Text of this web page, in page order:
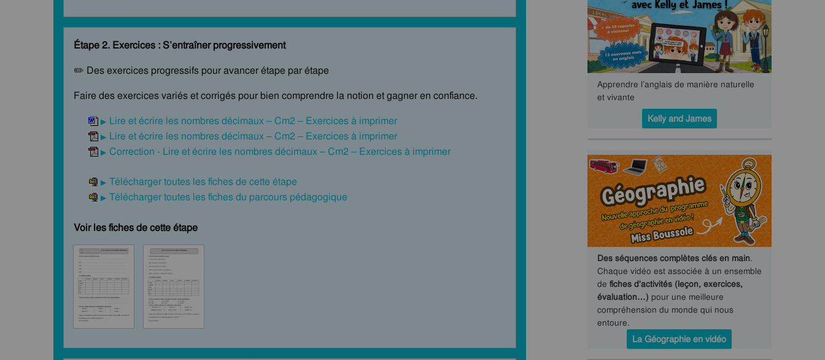
Étape 2. Exercices : S’entraîner progressivement
✏️ Des exercices progressifs pour avancer étape par étape
Faire des exercices variés et corrigés pour bien comprendre la notion et gagner en confiance.
Lire et écrire les nombres décimaux – Cm2 – Exercices à imprimer
Lire et écrire les nombres décimaux – Cm2 – Exercices à imprimer
Correction - Lire et écrire les nombres décimaux – Cm2 – Exercices à imprimer
Télécharger toutes les fiches de cette étape
Télécharger toutes les fiches du parcours pédagogique
Voir les fiches de cette étape
Apprendre l’anglais de manière naturelle
et vivante
Kelly and James
Des séquences complètes clés en main.
Chaque vidéo est associée à un ensemble
de fiches d'activités (leçon, exercices,
évaluation…) pour une meilleure
compréhension du monde qui nous
entoure.
La Géographie en vidéo